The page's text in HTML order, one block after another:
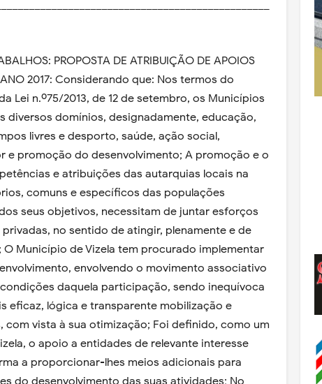
PROPOSTA DE ATRIBUIÇÃO DE APOIOS
ANO 2017: Considerando que: Nos termos do
Lei n.º75/2013, de 12 de setembro, os Municípios
diversos domínios, designadamente, educação,
livres e desporto, saúde, ação social,
e promoção do desenvolvimento; A promoção e o
e atribuições das autarquias locais na
comuns e específicos das populações
seus objetivos, necessitam de juntar esforços
no sentido de atingir, plenamente e de
Município de Vizela tem procurado implementar
envolvendo o movimento associativo
daquela participação, sendo inequívoca
eficaz, lógica e transparente mobilização e
com vista à sua otimização; Foi definido, como um
o apoio a entidades de relevante interesse
a proporcionar-lhes meios adicionais para
do desenvolvimento das suas atividades; No